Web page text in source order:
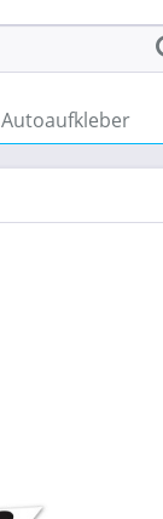
Autoaufkleber